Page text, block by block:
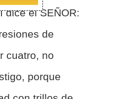
dice el SEÑOR:
de
cuatro, no
porque